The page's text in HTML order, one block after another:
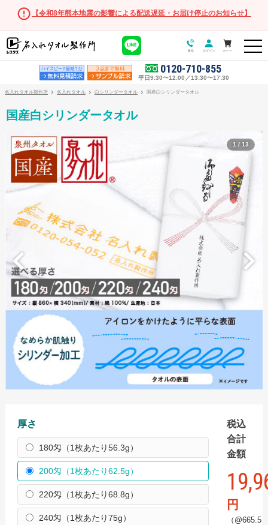
【令和8年熊本地震の影響による配送遅延・お届け停止のお知らせ】
0120-710-855
平日9:30〜12:00／13:30〜17:30
オリジナルタオル
オリジナルタオル商品一覧
フェイスタオル
マフラータオル
手ぬぐい
スポーツタオル
ハンドタオル
ミニタオル
名入れタオル
国産白ソフトタオル
国産白ソフトタオル フルカラーインクジェット
国産白ソフトタオル 枠ありプリント
【最短翌日出荷】国産白ソフトタオル（タオル・のし
名入れなし）
名入れタオル製作所 名入れタオル 白シリンダータオル 国産白シリンダータオル
国産白シリンダータオル
1 / 13
厚さ
180匁（1枚あたり56.3g）
200匁（1枚あたり62.5g）
220匁（1枚あたり68.8g）
240匁（1枚あたり75g）
税込
合計
金額
円
（@665.5